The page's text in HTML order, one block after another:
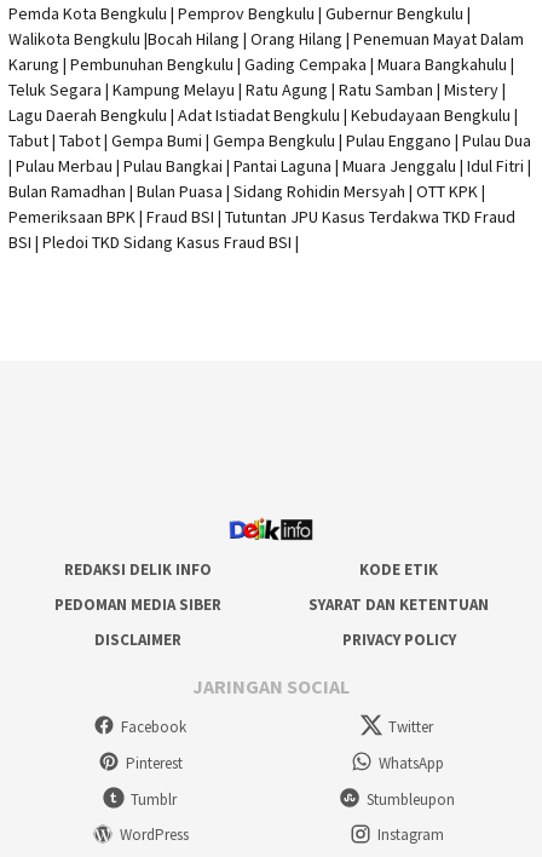
Pemda Kota Bengkulu | Pemprov Bengkulu | Gubernur Bengkulu |
Walikota Bengkulu |Bocah Hilang | Orang Hilang | Penemuan Mayat Dalam
Karung | Pembunuhan Bengkulu | Gading Cempaka | Muara Bangkahulu |
Teluk Segara | Kampung Melayu | Ratu Agung | Ratu Samban | Mistery |
Lagu Daerah Bengkulu | Adat Istiadat Bengkulu | Kebudayaan Bengkulu |
Tabut | Tabot | Gempa Bumi | Gempa Bengkulu | Pulau Enggano | Pulau Dua
| Pulau Merbau | Pulau Bangkai | Pantai Laguna | Muara Jenggalu | Idul Fitri |
Bulan Ramadhan | Bulan Puasa | Sidang Rohidin Mersyah | OTT KPK|
Pemeriksaan BPK | Fraud BSI | Tutuntan JPU Kasus Terdakwa TKD Fraud
BSI | Pledoi TKD Sidang Kasus Fraud BSI |
REDAKSI DELIK INFO
KODE ETIK
PEDOMAN MEDIA SIBER
SYARAT DAN KETENTUAN
DISCLAIMER
PRIVACY POLICY
JARINGAN SOCIAL
Facebook
Twitter
Pinterest
WhatsApp
Tumblr
Stumbleupon
WordPress
Instagram